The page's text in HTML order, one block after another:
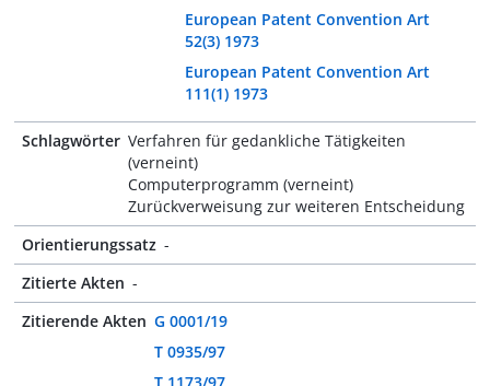
European Patent Convention Art
52(3) 1973
European Patent Convention Art
111(1) 1973
Schlagwörter Verfahren für gedankliche Tätigkeiten
(verneint)
Computerprogramm (verneint)
Zurückverweisung zur weiteren Entscheidung
Orientierungssatz -
Zitierte Akten -
Zitierende Akten G 0001/19
T 0935/97